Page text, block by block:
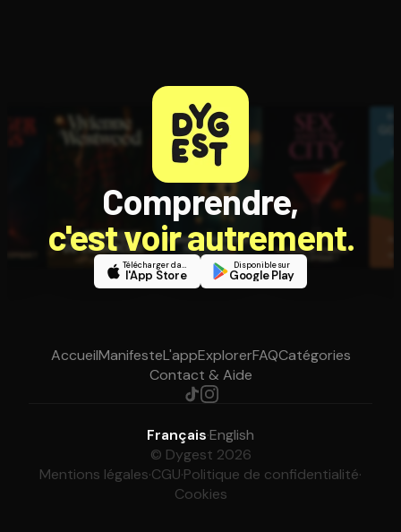
Comprendre,
c'est voir autrement.
Télécharger dans
l'App Store
Disponible sur
Google Play
AccueilManifesteL'appExplorerFAQCatégories
Contact & Aide
Français·English
© Dygest 2026
Mentions légales·CGU·Politique de confidentialité·
Cookies